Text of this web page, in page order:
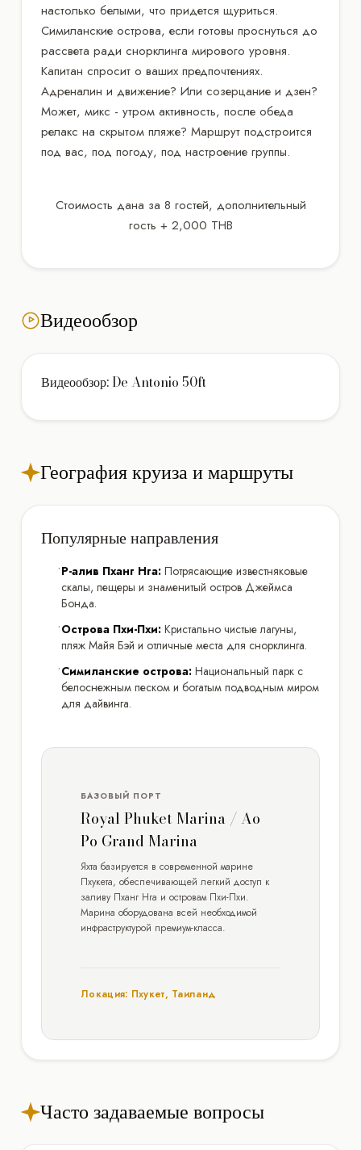
настолько белыми, что придется щуриться.
Симиланские острова, если готовы проснуться до
рассвета ради снорклинга мирового уровня.
Капитан спросит о ваших предпочтениях.
Адреналин и движение? Или созерцание и дзен?
Может, микс - утром активность, после обеда
релакс на скрытом пляже? Маршрут подстроится
под вас, под погоду, под настроение группы.
Стоимость дана за 8 гостей, дополнительный
гость + 2,000 THB
Видеообзор
Видеообзор: De Antonio 50ft
География круиза и маршруты
Популярные направления
•Р-алив Пханг Нга: Потрясающие известняковые
скалы, пещеры и знаменитый остров Джеймса
Бонда.
•Острова Пхи-Пхи: Кристально чистые лагуны,
пляж Майя Бэй и отличные места для снорклинга.
•Симиланские острова: Национальный парк с
белоснежным песком и богатым подводным миром
для дайвинга.
БАЗОВЫЙ ПОРТ
Royal Phuket Marina / Ao
Po Grand Marina
Яхта базируется в современной марине
Пхукета, обеспечивающей легкий доступ к
заливу Пханг Нга и островам Пхи-Пхи.
Марина оборудована всей необходимой
инфраструктурой премиум-класса.
Локация: Пхукет, Таиланд
Часто задаваемые вопросы